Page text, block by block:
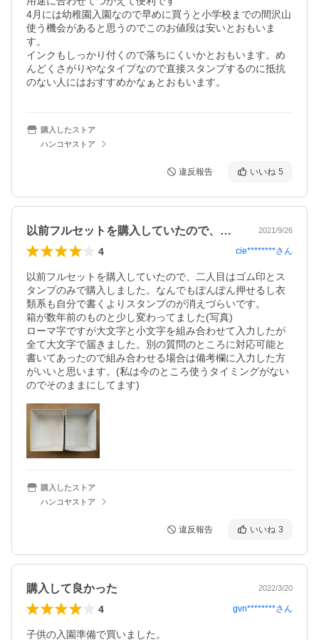
4月には幼稚園入園なので早めに買うと小学校までの間沢山
使う機会があると思うのでこのお値段は安いとおもいま
す。
インクもしっかり付くので落ちにくいかとおもいます。め
んどくさがりやなタイプなので直接スタンプするのに抵抗
のない人にはおすすめかなぁとおもいます。
購入したストア
ハンコヤストア
違反報告 いいね 5
以前フルセットを購入していたので、二人… 2021/9/26
4 cie********さん
以前フルセットを購入していたので、二人目はゴム印とス
タンプのみで購入しました。なんでもぽんぽん押せるし衣
類系も自分で書くよりスタンプのが消えづらいです。
箱が数年前のものと少し変わってました(写真)
ローマ字ですが大文字と小文字を組み合わせて入力したが
全て大文字で届きました。別の質問のところに対応可能と
書いてあったので組み合わせる場合は備考欄に入力した方
がいいと思います。(私は今のところ使うタイミングがない
のでそのままにしてます)
購入したストア
ハンコヤストア
違反報告 いいね 3
購入して良かった 2022/3/20
4 gvn********さん
子供の入園準備で買いました。